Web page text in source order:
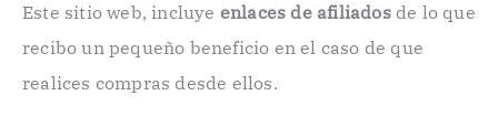
t
ó
n
Este sitio web, incluye enlaces de afiliadosde lo que
recibo un pequeño beneficio en el caso de que
realices compras desde ellos.